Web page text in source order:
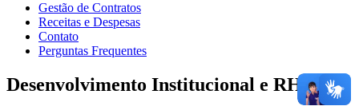
Gestão de Contratos
Receitas e Despesas
Contato
Perguntas Frequentes
Desenvolvimento Institucional e RH